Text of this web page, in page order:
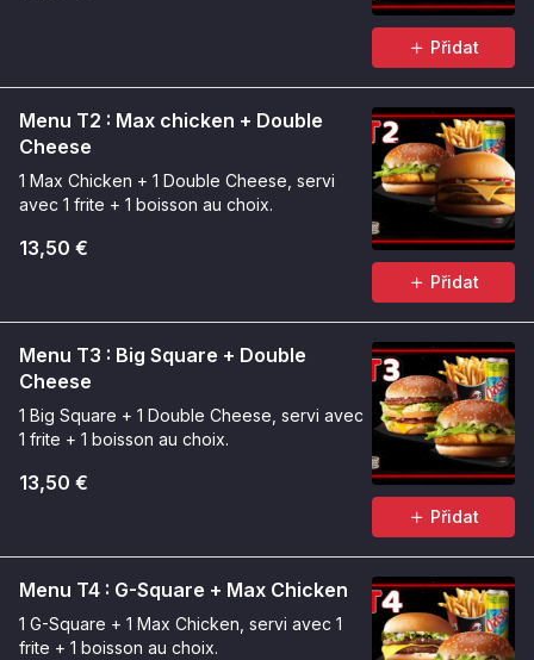
Přidat
Menu T2 : Max chicken + Double
Cheese
1 Max Chicken + 1 Double Cheese, servi
avec 1 frite + 1 boisson au choix.
13,50 €
Přidat
Menu T3 : Big Square + Double
Cheese
1 Big Square + 1 Double Cheese, servi avec
1 frite + 1 boisson au choix.
13,50 €
Přidat
Menu T4 : G-Square + Max Chicken
1 G-Square + 1 Max Chicken, servi avec 1
frite + 1 boisson au choix.